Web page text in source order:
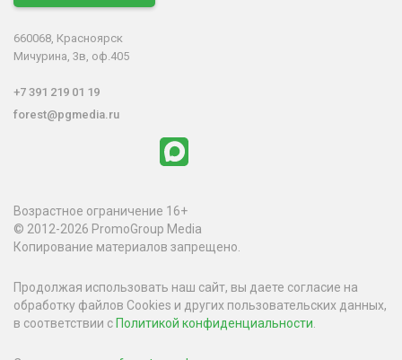
660068, Красноярск
Мичурина, 3в, оф.405
+7 391 219 01 19
forest@pgmedia.ru
Возрастное ограничение 16+
© 2012-2026 PromoGroup Media
Копирование материалов запрещено.
Продолжая использовать наш сайт, вы даете согласие на
обработку файлов Cookies и других пользовательских данных,
в соответствии сПолитикой конфиденциальности